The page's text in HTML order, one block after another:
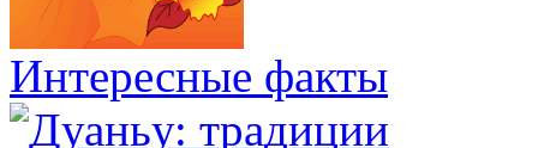
Интересные факты